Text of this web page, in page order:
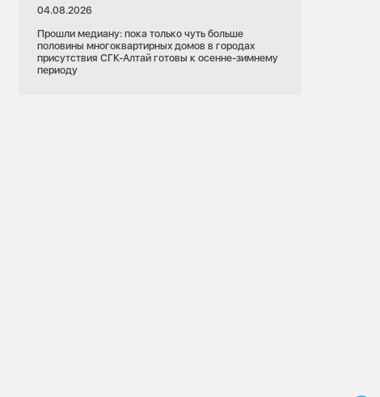
04.08.2026
Прошли медиану: пока только чуть больше
половины многоквартирных домов в городах
присутствия СГК-Алтай готовы к осенне-зимнему
периоду